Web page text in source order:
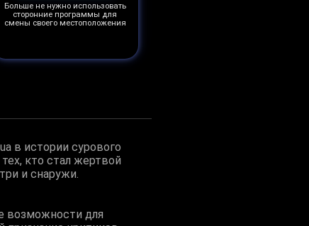
Больше не нужно использовать
сторонние программы для
смены своего местоположения
в истории сурового
кто стал жертвой
и снаружи.
возможности для